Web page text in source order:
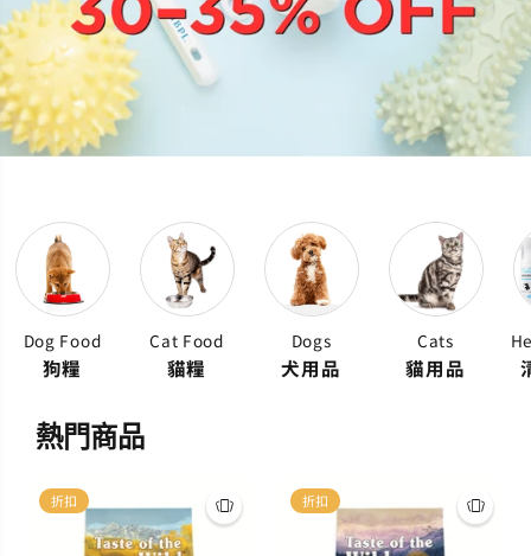
Dog Food
狗糧
Cat Food
貓糧
Dogs
犬用品
Cats
貓用品
熱門商品
折扣 折扣